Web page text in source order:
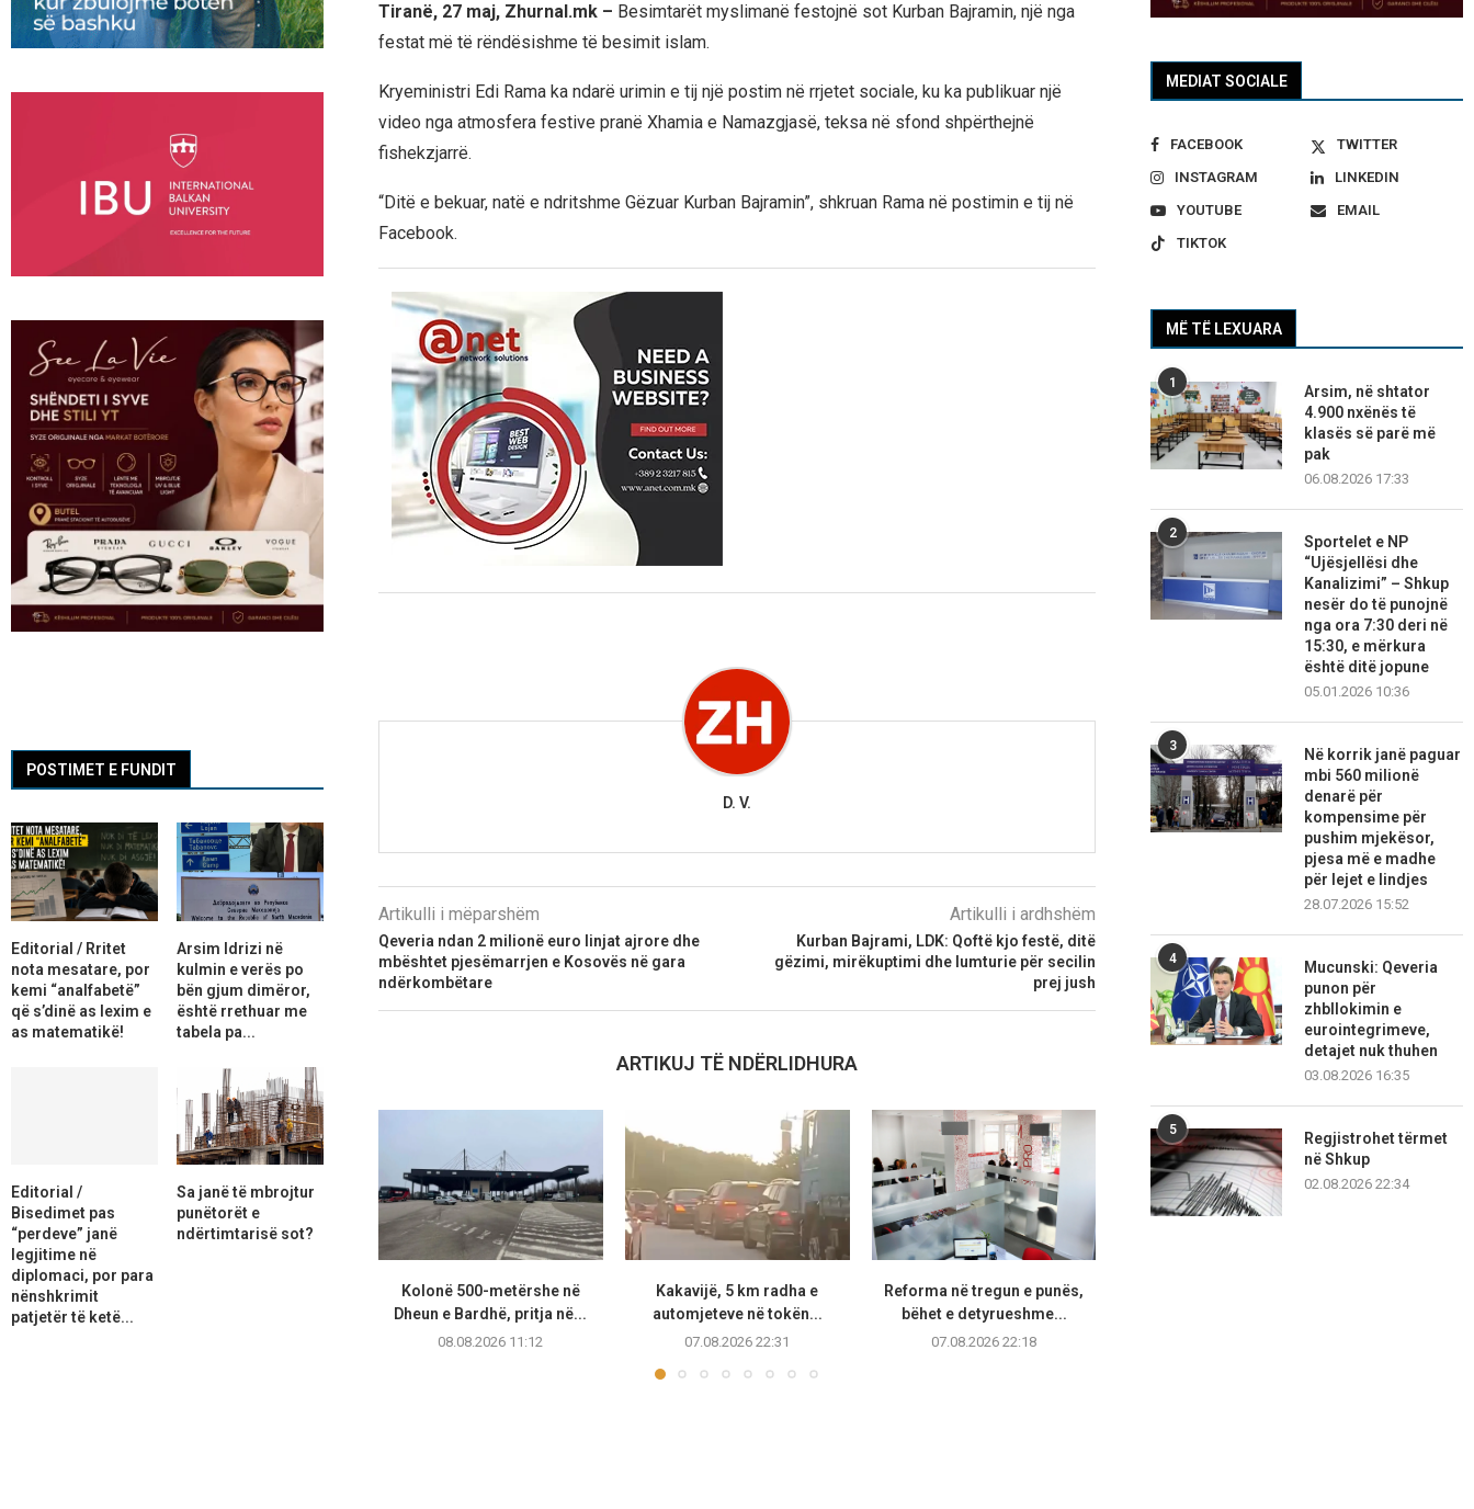
Tiranë, 27 maj, Zhurnal.mk – Besimtarët myslimanë festojnë sot Kurban Bajramin, një nga
festat më të rëndësishme të besimit islam.
Kryeministri Edi Rama ka ndarë urimin e tij një postim në rrjetet sociale, ku ka publikuar një
video nga atmosfera festive pranë Xhamia e Namazgjasë, teksa në sfond shpërthejnë
fishekzjarrë.
“Ditë e bekuar, natë e ndritshme Gëzuar Kurban Bajramin”, shkruan Rama në postimin e tij në
Facebook.
D. V.
Artikulli i mëparshëm
Qeveria ndan 2 milionë euro linjat ajrore dhe
mbështet pjesëmarrjen e Kosovës në gara
ndërkombëtare
Artikulli i ardhshëm
Kurban Bajrami, LDK: Qoftë kjo festë, ditë
gëzimi, mirëkuptimi dhe lumturie për secilin
prej jush
ARTIKUJ TË NDËRLIDHURA
Kolonë 500-metërshe në
Dheun e Bardhë, pritja në...
08.08.2026 11:12
Kakavijë, 5 km radha e
automjeteve në tokën...
07.08.2026 22:31
Reforma në tregun e punës,
bëhet e detyrueshme...
07.08.2026 22:18
MEDIAT SOCIALE
FACEBOOK
TWITTER
INSTAGRAM
LINKEDIN
YOUTUBE
EMAIL
TIKTOK
MË TË LEXUARA
1
Arsim, në shtator
4.900 nxënës të
klasës së parë më
pak
06.08.2026 17:33
2
Sportelet e NP
“Ujësjellësi dhe
Kanalizimi” – Shkup
nesër do të punojnë
nga ora 7:30 deri në
15:30, e mërkura
është ditë jopune
05.01.2026 10:36
3
Në korrik janë paguar
mbi 560 milionë
denarë për
kompensime për
pushim mjekësor,
pjesa më e madhe
për lejet e lindjes
28.07.2026 15:52
4
Mucunski: Qeveria
punon për
zhbllokimin e
eurointegrimeve,
detajet nuk thuhen
03.08.2026 16:35
5
Regjistrohet tërmet
në Shkup
02.08.2026 22:34
POSTIMET E FUNDIT
Editorial / Rritet
nota mesatare, por
kemi “analfabetë”
që s’dinë as lexim e
as matematikë!
Arsim Idrizi në
kulmin e verës po
bën gjum dimëror,
është rrethuar me
tabela pa...
Editorial /
Bisedimet pas
“perdeve” janë
legjitime në
diplomaci, por para
nënshkrimit
patjetër të ketë...
Sa janë të mbrojtur
punëtorët e
ndërtimtarisë sot?